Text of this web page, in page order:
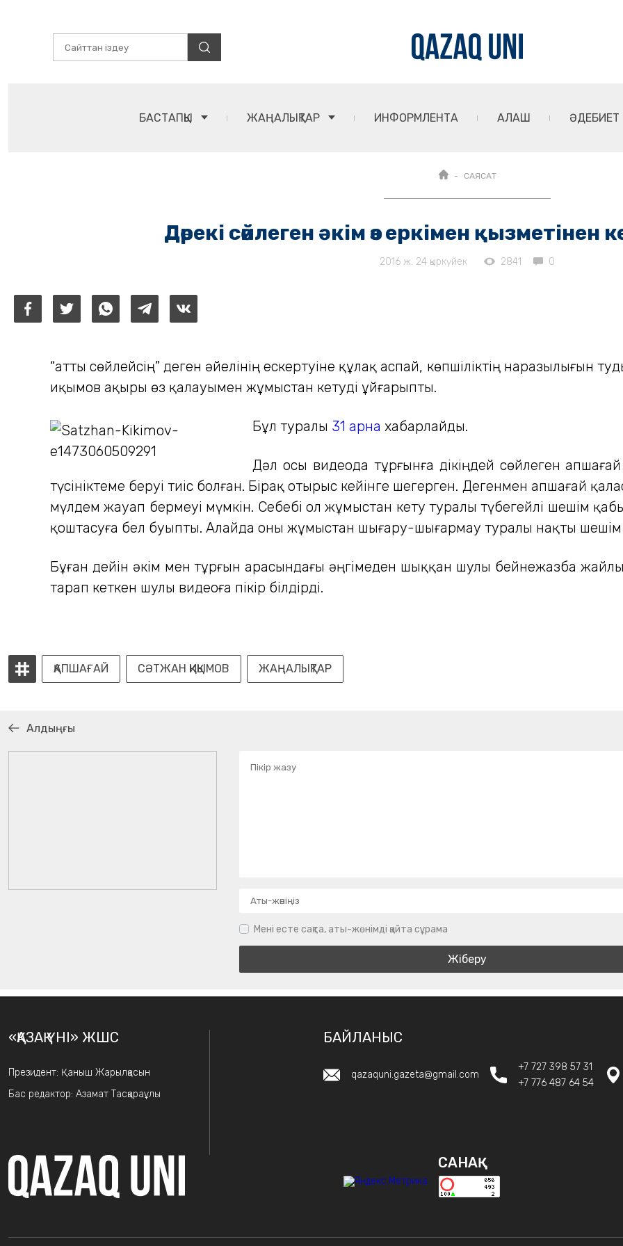
БАСТАПҚЫ ЖАҢАЛЫҚТАР ИНФОРМЛЕНТА АЛАШ ӘДЕБИЕТ
САЯСАТ
Дөрекі сөйлеген әкім өз еркімен қызметінен
2016 ж. 24 қыркүйек 2841 0
“Қатты сөйлейсің” деген әйелінің ескертуіне құлақ аспай, көпшіліктің наразылығын
Қиқымов ақыры өз қалауымен жұмыстан кетуді ұйғарыпты.
Бұл туралы 31 арна хабарлайды.
Дәл осы видеода тұрғынға дікіңдей сөйлеген
түсініктеме беруі тиіс болған. Бірақ отырыс кейінге шегерген. Дегенмен Қапшағай
мүлдем жауап бермеуі мүмкін. Себебі ол жұмыстан кету туралы түбегейлі шешім
қоштасуға бел буыпты. Алайда оны жұмыстан шығару-шығармау туралы нақты шешім
Бұған дейін әкім мен тұрғын арасындағы әңгімеден шыққан шулы бейнежазба жайлы
тарап кеткен шулы видеоға пікір білдірді.
ҚАПШАҒАЙ СӘТЖАН ҚИҚЫМОВ ЖАҢАЛЫҚТАР
Алдыңғы
Мені есте сақта, аты-жөнімді қайта сұрама
«ҚАЗАҚ ҮНІ» ЖШС
Президент: Қаныш Жарылқасын
Бас редактор: Азамат Тасқараұлы
БАЙЛАНЫС
qazaquni.gazeta@gmail.com
+7 727 398 57 31
+7 776 487 64 54
САНАҚ